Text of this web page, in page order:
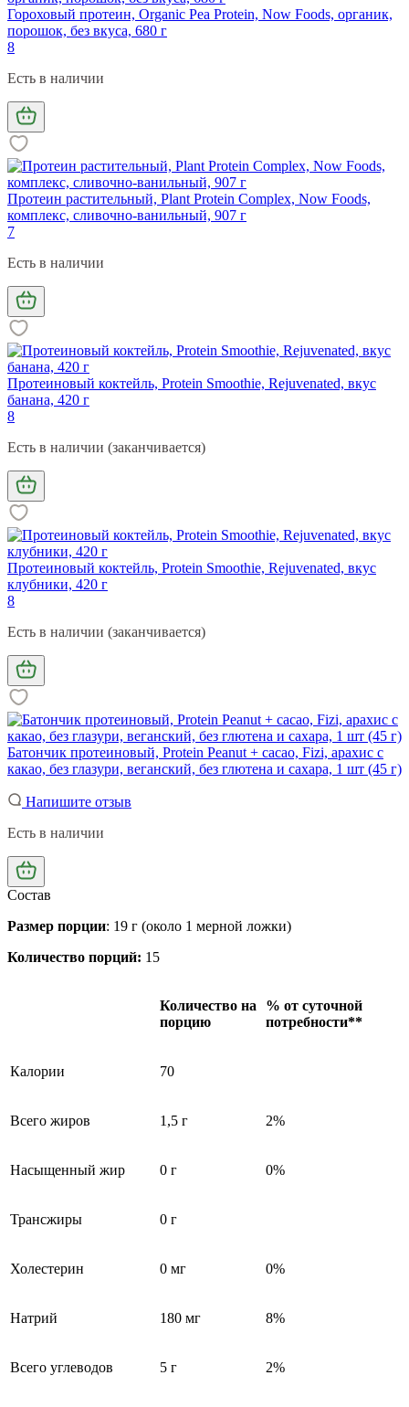
Гороховый протеин, Organic Pea Protein, Now Foods, органик,
порошок, без вкуса, 680 г
8
Есть в наличии
Протеин растительный, Plant Protein Complex, Now Foods,
комплекс, сливочно-ванильный, 907 г
7
Есть в наличии
Протеиновый коктейль, Protein Smoothie, Rejuvenated, вкус
банана, 420 г
8
Есть в наличии (заканчивается)
Протеиновый коктейль, Protein Smoothie, Rejuvenated, вкус
клубники, 420 г
8
Есть в наличии (заканчивается)
Батончик протеиновый, Protein Peanut + cacao, Fizi, арахис с
какао, без глазури, веганский, без глютена и сахара, 1 шт (45 г)
Напишите отзыв
Есть в наличии
Состав
Размер порции: 19 г (около 1 мерной ложки)
Количество порций: 15
Количество на
порцию
% от суточной
потребности**
Калории 70
Всего жиров 1,5 г 2%
Насыщенный жир 0 г 0%
Трансжиры 0 г
Холестерин 0 мг 0%
Натрий 180 мг 8%
Всего углеводов 5 г 2%